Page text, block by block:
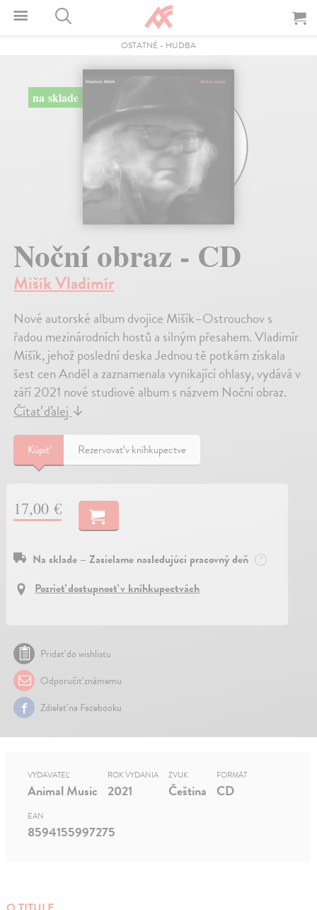
OSTATNÉ - HUDBA
na sklade
Noční obraz - CD
Mišík Vladimír
Nové autorské album dvojice Mišík–Ostrouchov s
řadou mezinárodních hostů a silným přesahem. Vladimír
Mišík, jehož poslední deska Jednou tě potkám získala
šest cen Anděl a zaznamenala vynikající ohlasy, vydává v
září 2021 nové studiové album s názvem Noční obraz.
Čítať ďalej ↓
Kúpiť Rezervovať v kníhkupectve
17,00 €
Na sklade – Zasielame nasledujúci pracovný deň ?
Pozrieť dostupnosť v kníhkupectvách
Pridať do wishlistu
Odporučiť známemu
Zdielať na Facebooku
VYDAVATEĽ
Animal Music
ROK VYDANIA
2021
ZVUK
Čeština
FORMÁT
CD
EAN
8594155997275